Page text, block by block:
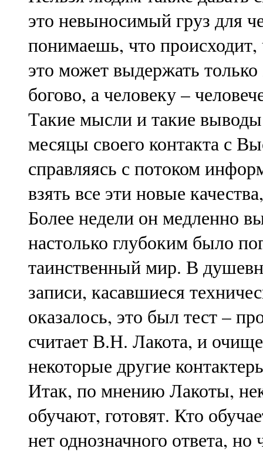
это невыносимый груз для
понимаешь, что
это может выдержать
богово, а человеку –
Такие мысли и такие
месяцы своего контакта с
справляясь с потоком
взять все эти новые
Более недели он медленно
настолько глубоким было
таинственный мир. В
записи, касавшиеся
оказалось, это был тест –
считает В.Н. Лакота, и
некоторые другие
Итак, по мнению Лакоты,
обучают, готовят. Кто
нет однозначного ответа,